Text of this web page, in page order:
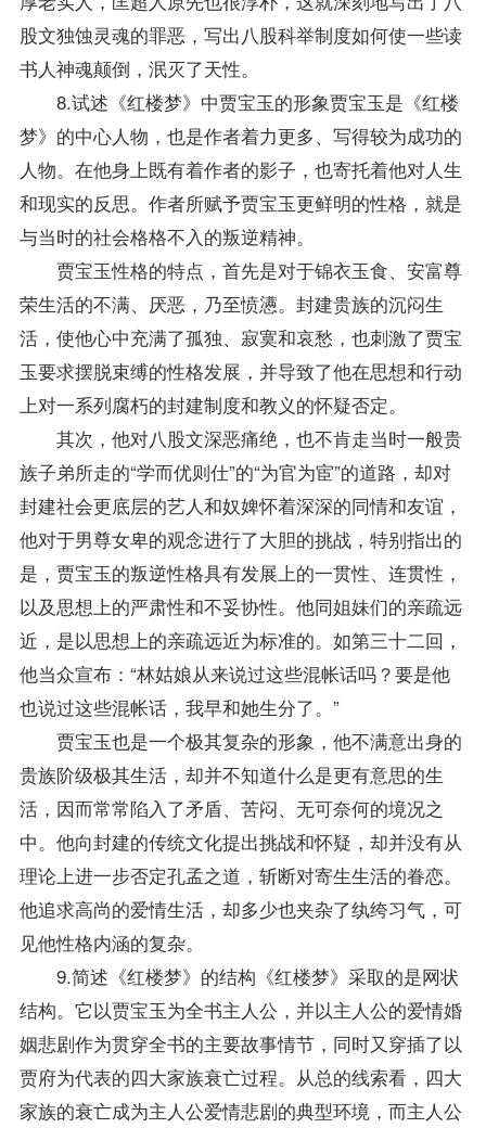
股文独蚀灵魂的罪恶，写出八股科举制度如何使一些读
书人神魂颠倒，泯灭了天性。
8.试述《红楼梦》中贾宝玉的形象贾宝玉是《红楼
梦》的中心人物，也是作者着力更多、写得较为成功的
人物。在他身上既有着作者的影子，也寄托着他对人生
和现实的反思。作者所赋予贾宝玉更鲜明的性格，就是
与当时的社会格格不入的叛逆精神。
贾宝玉性格的特点，首先是对于锦衣玉食、安富尊
荣生活的不满、厌恶，乃至愤懑。封建贵族的沉闷生
活，使他心中充满了孤独、寂寞和哀愁，也刺激了贾宝
玉要求摆脱束缚的性格发展，并导致了他在思想和行动
上对一系列腐朽的封建制度和教义的怀疑否定。
其次，他对八股文深恶痛绝，也不肯走当时一般贵
族子弟所走的“学而优则仕”的“为官为宦”的道路，却对
封建社会更底层的艺人和奴婢怀着深深的同情和友谊，
他对于男尊女卑的观念进行了大胆的挑战，特别指出的
是，贾宝玉的叛逆性格具有发展上的一贯性、连贯性，
以及思想上的严肃性和不妥协性。他同姐妹们的亲疏远
近，是以思想上的亲疏远近为标准的。如第三十二回，
他当众宣布：“林姑娘从来说过这些混帐话吗？要是他
也说过这些混帐话，我早和她生分了。”
贾宝玉也是一个极其复杂的形象，他不满意出身的
贵族阶级极其生活，却并不知道什么是更有意思的生
活，因而常常陷入了矛盾、苦闷、无可奈何的境况之
中。他向封建的传统文化提出挑战和怀疑，却并没有从
理论上进一步否定孔孟之道，斩断对寄生生活的眷恋。
他追求高尚的爱情生活，却多少也夹杂了纨绔习气，可
见他性格内涵的复杂。
9.简述《红楼梦》的结构《红楼梦》采取的是网状
结构。它以贾宝玉为全书主人公，并以主人公的爱情婚
姻悲剧作为贯穿全书的主要故事情节，同时又穿插了以
贾府为代表的四大家族衰亡过程。从总的线索看，四大
家族的衰亡成为主人公爱情悲剧的典型环境，而主人公